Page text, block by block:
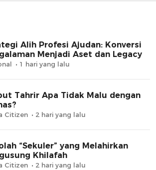
Alih Profesi Ajudan: Konversi
Menjadi Aset dan Legacy
1 hari yang lalu
Tahrir Apa Tidak Malu dengan
Citizen 2 hari yang lalu
“Sekuler” yang Melahirkan
Khilafah
Citizen 2 hari yang lalu